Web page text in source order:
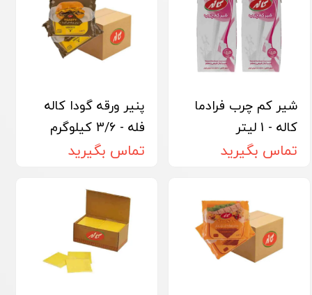
شیر کم چرب فرادما
کاله - 1 لیتر
تماس بگیرید
پنیر ورقه گودا کاله
فله - 3/6 کیلوگرم
تماس بگیرید